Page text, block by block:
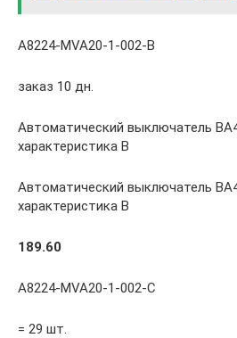
A8224-MVA20-1-002-B
заказ 10 дн.
Автоматический выключатель
характеристика В
Автоматический выключатель
характеристика В
189.60
A8224-MVA20-1-002-C
= 29 шт.